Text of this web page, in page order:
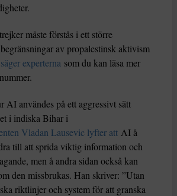
måste förstås i ett större
av propalestinsk aktivism
säger experterna som du kan läsa mer
AI användes på ett aggressivt sätt
i indiska Bihar i
Vladan Lausevic lyfter att AI å
till att sprida viktig information och
men å andra sidan också kan
den missbrukas. Han skriver: ”Utan
riktlinjer och system för att granska